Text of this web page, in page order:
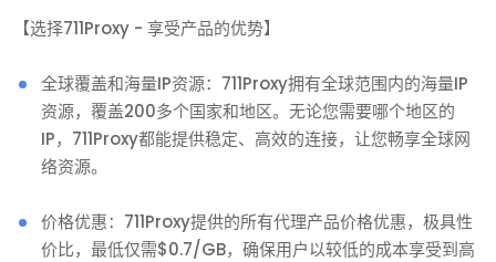
【选择711Proxy - 享受产品的优势】
‌全球覆盖和海量IP资源‌：711Proxy拥有全球范围内的海量IP
资源，覆盖200多个国家和地区。无论您需要哪个地区的
IP，711Proxy都能提供稳定、高效的连接，让您畅享全球网
络资源。
‌价格优惠‌：711Proxy提供的所有代理产品价格优惠，极具性
价比，最低仅需$0.7/GB，确保用户以较低的成本享受到高